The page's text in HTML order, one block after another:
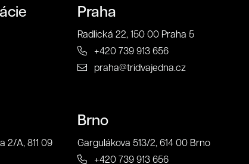
2/A, 811 09
Praha
Radlická 22, 150 00 Praha 5
+420 739 913 656
praha@tridvajedna.cz
Brno
Gargulákova 513/2, 614 00 Brno
+420 739 913 656